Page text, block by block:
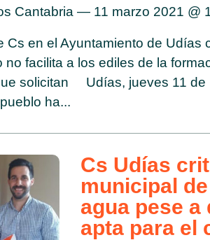
Cantabria — 11 marzo 2021 @
Cs en el Ayuntamiento de Udías
no facilita a los ediles de la
solicitan Udías, jueves 11 de
ha...
Cs Udías
municipal
agua pese a
apta para el